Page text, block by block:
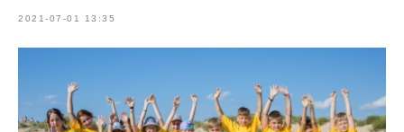
2021-07-01 13:35